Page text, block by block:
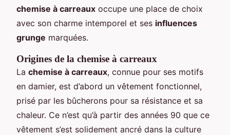
chemise à carreaux occupe une place de choix
avec son charme intemporel et ses influences
grunge marquées.
Origines de la chemise à carreaux
La chemise à carreaux, connue pour ses motifs
en damier, est d’abord un vêtement fonctionnel,
prisé par les bûcherons pour sa résistance et sa
chaleur. Ce n’est qu’à partir des années 90 que ce
vêtement s’est solidement ancré dans la culture